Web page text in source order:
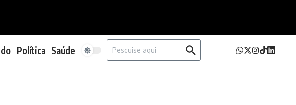
Política Saúde
Procurar por: